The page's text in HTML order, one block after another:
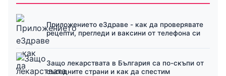
Приложението еЗдраве - как да проверявате
рецепти, прегледи и ваксини от телефона си
Защо лекарствата в България са по-скъпи от
съседните страни и как да спестим